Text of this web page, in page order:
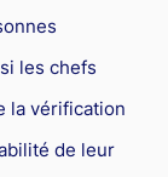
les chefs
la vérification
de leur